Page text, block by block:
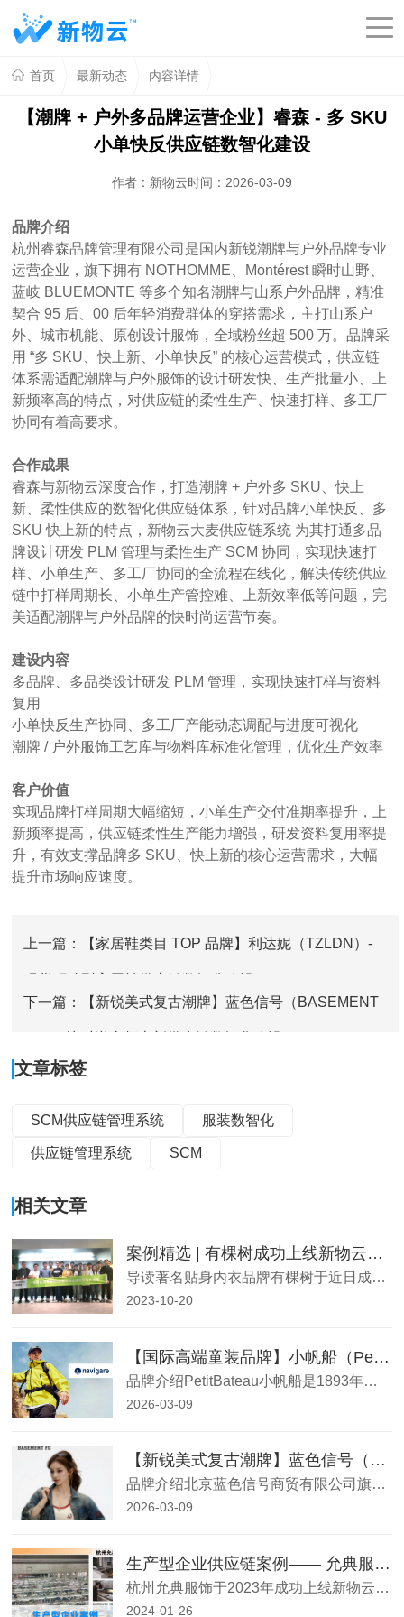
首页 最新动态 内容详情
【潮牌 + 户外多品牌运营企业】睿森 - 多 SKU
小单快反供应链数智化建设
作者：新物云时间：2026-03-09
品牌介绍
杭州睿森品牌管理有限公司是国内新锐潮牌与户外品牌专业
运营企业，旗下拥有 NOTHOMME Montérest瞬时山野、
蓝岐 BLUEMONTE 等多个知名潮牌与山系户外品牌，精准
契合95 后、00 后年轻消费群体的穿搭需求，主打山系户
外、城市机能、原创设计服饰，全域粉丝超 500万。品牌采
用 “多 SKU 、快上新、小单快反” 的核心运营模式，供应链
体系需适配潮牌与户外服饰的设计研发快、生产批量小、上
新频率高的特点，对供应链的柔性生产、快速打样、多工厂
协同有着高要求。
合作成果
睿森与新物云深度合作，打造潮牌 + 户外多 SKU 、快上
新、柔性供应的数智化供应链体系，针对品牌小单快反、多
SKU快上新的特点，新物云大麦供应链系统 为其打通多品
牌设计研发 PLM管理与柔性生产 SCM协同，实现快速打
样、小单生产、多工厂协同的全流程在线化，解决传统供应
链中打样周期长、小单生产管控难、上新效率低等问题，完
美适配潮牌与户外品牌的快时尚运营节奏。
建设内容
多品牌、多品类设计研发 PLM管理，实现快速打样与资料
复用
小单快反生产协同、多工厂产能动态调配与进度可视化
潮牌 / 户外服饰工艺库与物料库标准化管理，优化生产效率
客户价值
实现品牌打样周期大幅缩短，小单生产交付准期率提升，上
新频率提高，供应链柔性生产能力增强，研发资料复用率提
升，有效支撑品牌多 SKU 、快上新的核心运营需求，大幅
提升市场响应速度。
上一篇：【家居鞋类目 TOP 品牌】利达妮（TZLDN）-
下一篇：【新锐美式复古潮牌】蓝色信号（BASEMENT
文章标签
SCM供应链管理系统 服装数智化
供应链管理系统 SCM
相关文章
案例精选 | 有棵树成功上线新物云大麦供应链系统
导读著名贴身内衣品牌有棵树于近日成功上线新物云大麦供应链系统，打通供应链全链路，实现企业内部、外部业
2023-10-20
【国际高端童装品牌】小帆船（Petit Bateau）- 全球化合规化供应链数智化建设 品牌介绍
品牌介绍PetitBateau小帆船是1893年创立于法国的百年国际高端童装品牌，作为欧洲婴幼儿服饰行业的龙头企业，业务覆盖全球60余个国家和地区，专注天然棉品婴幼儿内衣、家居服、经典童装的设计与生产。品牌以“天然、舒适、安全”为核心理念，对面料品质、生产工艺有着严苛的国际标准要求，及多区域生产协同
2026-03-09
【新锐美式复古潮牌】蓝色信号（BASEMENT FG）- 快时尚高频上新供应链数智化建设
品牌介绍北京蓝色信号商贸有限公司旗下核心品牌BASEMENTFG（BF）是国内95后、00后追捧的顶流新锐美式复古潮牌，以仓储式沉浸式门店、高性价比、高频上新为核心特色，线下门店覆盖北京、上海、广州、深圳等核心城市，线上通过社交平台实现品牌传播与流量转化，成为新锐潮牌的标杆。品牌采用“高频上新、多S
2026-03-09
生产型企业供应链案例—— 允典服饰 著名成衣生产企业
杭州允典服饰于2023年成功上线新物云大麦SCM系统，实现研发打样环节、物料采购及备料使用环节、生产进度跟踪
2024-01-26